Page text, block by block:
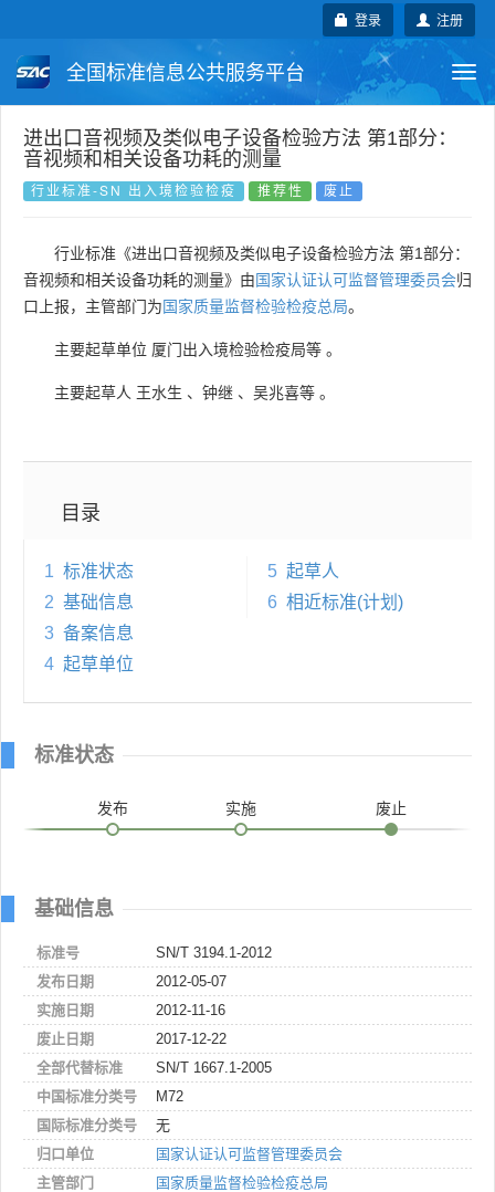
注册
登录
全国标准信息公共服务平台
国家标准 行业标准 地方标准
团体标准 企业标准
国外标准 技术委员会
进出口音视频及类似电子设备检验方法 第1部分：
音视频和相关设备功耗的测量
行业标准-SN 出入境检验检疫 推荐性 废止
行业标准《进出口音视频及类似电子设备检验方法 第1部分：
音视频和相关设备功耗的测量》由国家认证认可监督管理委员会归
口上报，主管部门为国家质量监督检验检疫总局。
主要起草单位 厦门出入境检验检疫局等 。
主要起草人 王水生 、 钟继 、 吴兆喜等 。
目录
1 标准状态
2 基础信息
3 备案信息
4 起草单位
5 起草人
6 相近标准(计划)
标准状态
发布 实施 废止
基础信息
标准号
SN/T 3194.1-2012
发布日期
2012-05-07
实施日期
2012-11-16
废止日期
2017-12-22
全部代替标准
SN/T 1667.1-2005
中国标准分类号
M72
国际标准分类号
无
归口单位
国家认证认可监督管理委员会
主管部门
国家质量监督检验检疫总局